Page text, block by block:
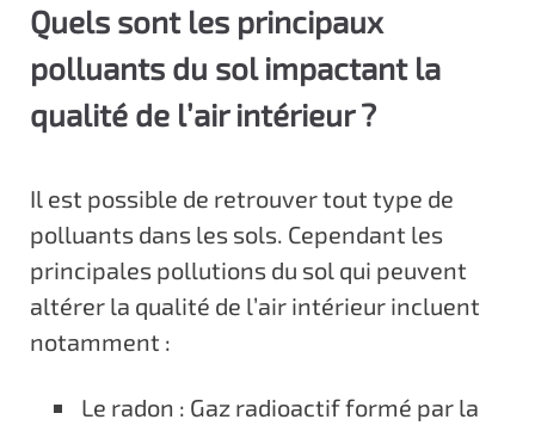
Quels sont les principaux
polluants du sol impactant la
qualité de l’air intérieur ?
Il est possible de retrouver tout type de
polluants dans les sols. Cependant les
principales pollutions du sol qui peuvent
altérer la qualité de l’air intérieur incluent
notamment :
Le radon : Gaz radioactif formé par la